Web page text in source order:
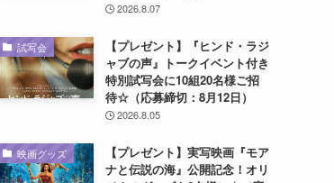
2026.8.07
試写会
【プレゼント】『ヒンド・ラジ
ャブの声』トークイベント付き
特別試写会に10組20名様ご招
待☆（応募締切：8月12日）
2026.8.05
映画グッズ
【プレゼント】実写映画『モア
ナと伝説の海』公開記念！オリ